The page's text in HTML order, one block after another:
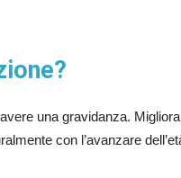
una gravidanza.
con l’avanzare